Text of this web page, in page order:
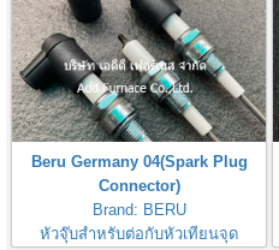
Beru Germany 04(Spark Plug
Connector)
Brand: BERU
หัวจุ๊บสำหรับต่อกับหัวเทียนจุด